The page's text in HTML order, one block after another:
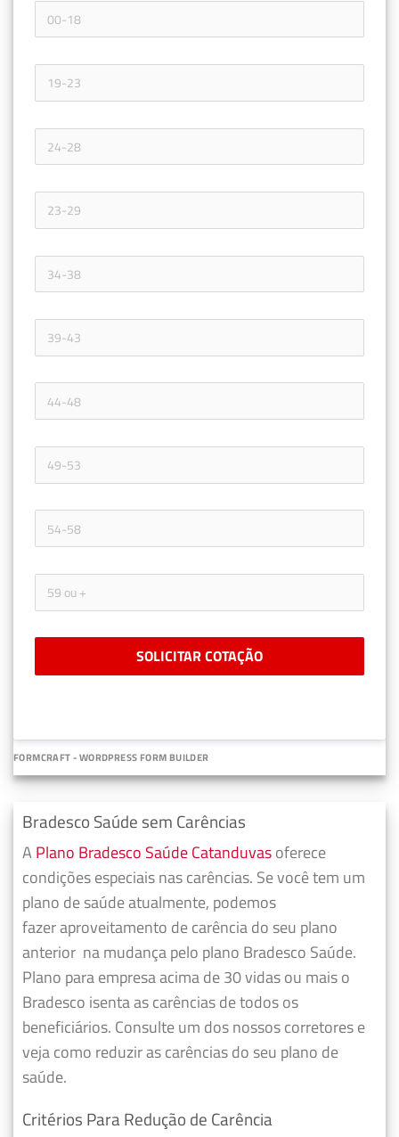
SOLICITAR COTAÇÃO
FORMCRAFT - WORDPRESS FORM BUILDER
Bradesco Saúde sem Carências
A Plano Bradesco Saúde Catanduvasoferece
condições especiais nas carências. Se você tem um
plano de saúde atualmente, podemos
fazeraproveitamento de carência do seu plano
anterior na mudança pelo plano Bradesco Saúde.
Plano para empresa acima de 30 vidas ou mais o
Bradesco isenta as carências de todos os
beneficiários. Consulte um dos nossos corretores e
veja como reduzir as carências do seu plano de
saúde.
Critérios Para Redução de Carência